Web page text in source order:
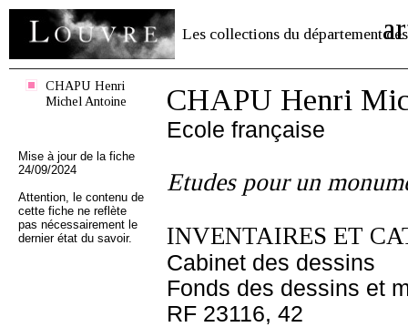
Les collections du département des
CHAPU Henri
Michel Antoine
Mise à jour de la fiche
24/09/2024
Attention, le contenu de
cette fiche ne reflète
pas nécessairement le
dernier état du savoir.
CHAPU Henri
Ecole française
Etudes pour un
INVENTAIRES ET
Cabinet des dessins
Fonds des dessins et
RF 23116, 42